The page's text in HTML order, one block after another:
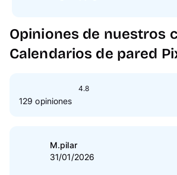
Opiniones de nuestros
Calendarios de pared
4.8
129 opiniones
Estrella(s)
Estrella(s)
M.pilar
31/01/2026